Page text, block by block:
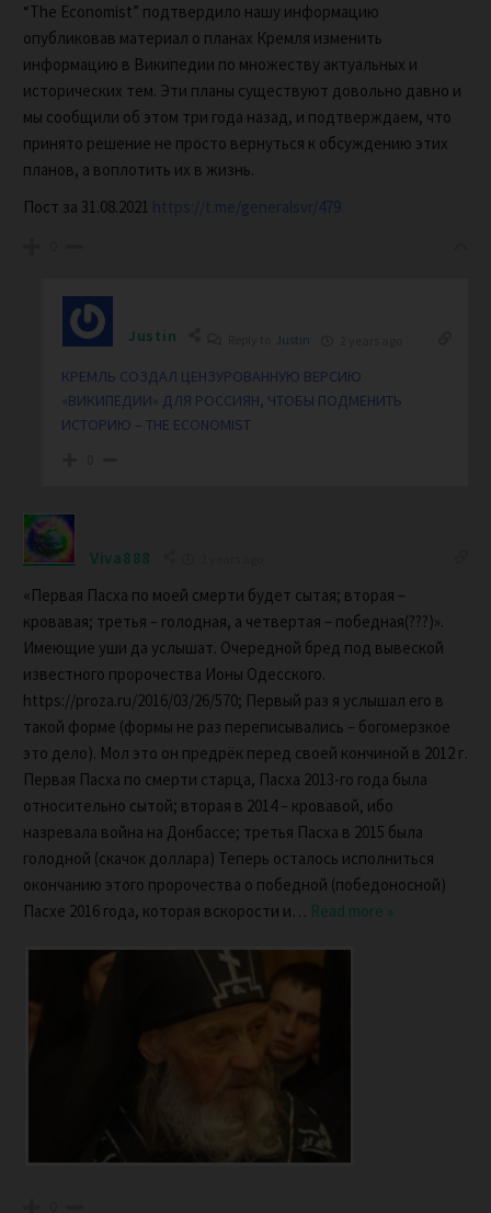
“The Economist” подтвердило нашу информацию
опубликовав материал о планах Кремля изменить
информацию в Википедии по множеству актуальных и
исторических тем. Эти планы существуют довольно давно и
мы сообщили об этом три года назад, и подтверждаем, что
принято решение не просто вернуться к обсуждению этих
планов, а воплотить их в жизнь.
Пост за 31.08.2021 https://t.me/generalsvr/479
Justin Justin
КРЕМЛЬ СОЗДАЛ ЦЕНЗУРОВАННУЮ ВЕРСИЮ
«ВИКИПЕДИИ» ДЛЯ РОССИЯН, ЧТОБЫ ПОДМЕНИТЬ
ИСТОРИЮ – THE ECONOMIST
Viva888
«Первая Пасха по моей смерти будет сытая; вторая –
кровавая; третья – голодная, а четвертая – победная(???)».
Имеющие уши да услышат. Очередной бред под вывеской
известного пророчества Ионы Одесского.
https://proza.ru/2016/03/26/570; Первый раз я услышал его в
такой форме (формы не раз переписывались – богомерзкое
это дело). Мол это он предрёк перед своей кончиной в 2012 г.
Первая Пасха по смерти старца, Пасха 2013-го года была
относительно сытой; вторая в 2014 – кровавой, ибо
назревала война на Донбассе; третья Пасха в 2015 была
голодной (скачок доллара) Теперь осталось исполниться
окончанию этого пророчества о победной (победоносной)
Пасхе 2016 года, которая вскорости и… Read more »